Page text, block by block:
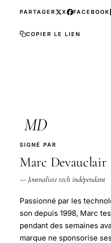
PARTAGER X FACEBOOK
COPIER LE LIEN
MD
SIGNÉ PAR
Marc Devauclair
— Journaliste tech indépendant
Passionné par les
son depuis 1998, Marc
pendant des semaines
marque ne sponsorise